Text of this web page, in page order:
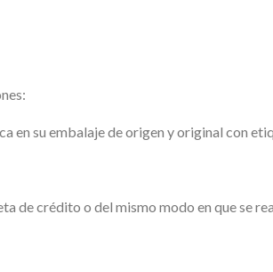
en su embalaje de origen y original con
de crédito o del mismo modo en que se